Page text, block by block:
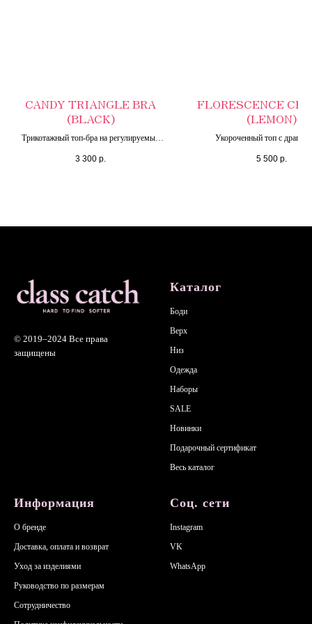
CANDY TRIANGLE BRA
(BLACK)
Трикотажный топ-бра на регулируемых
3 300 р.
FLORESCENCE
(LEMON)
Укороченный топ с
5 500 р.
© 2019–2024 Все права
защищены
Каталог
Боди
Верх
Низ
Одежда
Наборы
SALE
Новинки
Подарочный сертификат
Весь каталог
Информация
О бренде
Доставка, оплата и возврат
Уход за изделиями
Руководство по размерам
Сотрудничество
Соц. сети
Instagram
VK
WhatsApp